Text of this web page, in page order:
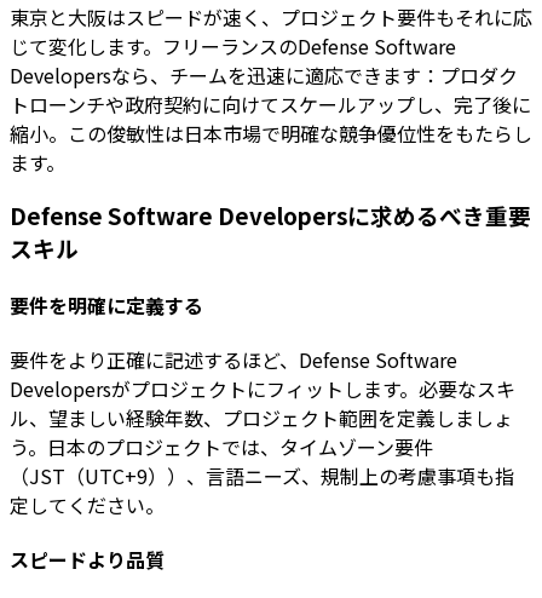
東京と大阪はスピードが速く、プロジェクト要件もそれに応
じて変化します。フリーランスのDefense Software
Developersなら、チームを迅速に適応できます：プロダク
トローンチや政府契約に向けてスケールアップし、完了後に
縮小。この俊敏性は日本市場で明確な競争優位性をもたらし
ます。
Defense Software Developersに求めるべき重要
スキル
要件を明確に定義する
要件をより正確に記述するほど、Defense Software
Developersがプロジェクトにフィットします。必要なスキ
ル、望ましい経験年数、プロジェクト範囲を定義しましょ
う。日本のプロジェクトでは、タイムゾーン要件
（JST（UTC+9））、言語ニーズ、規制上の考慮事項も指
定してください。
スピードより品質